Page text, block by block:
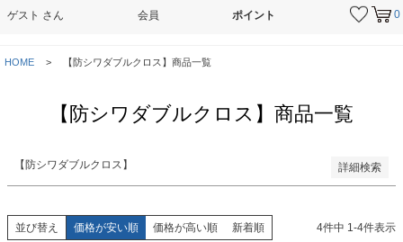
0
ゲスト さん 会員 ポイント
HOME 【防シワダブルクロス】商品一覧
【防シワダブルクロス】商品一覧
【防シワダブルクロス】 詳細検索
優先度順
検索
並び替え 価格が安い順 価格が高い順 新着順 4件中 1-4件表示